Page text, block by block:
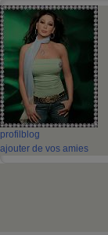
profil blog
ajouter de vos amies